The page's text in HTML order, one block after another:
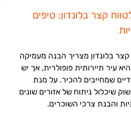
קצר בלונדון: טיפים
בלונדון מצריך הבנה מעמיקה
עיר תיירותית פופולרית, אך יש
שמחייבים להכיר. על מנת
שיכלול ניתוח של אזורים שונים
והבנת צרכי השוכרים.